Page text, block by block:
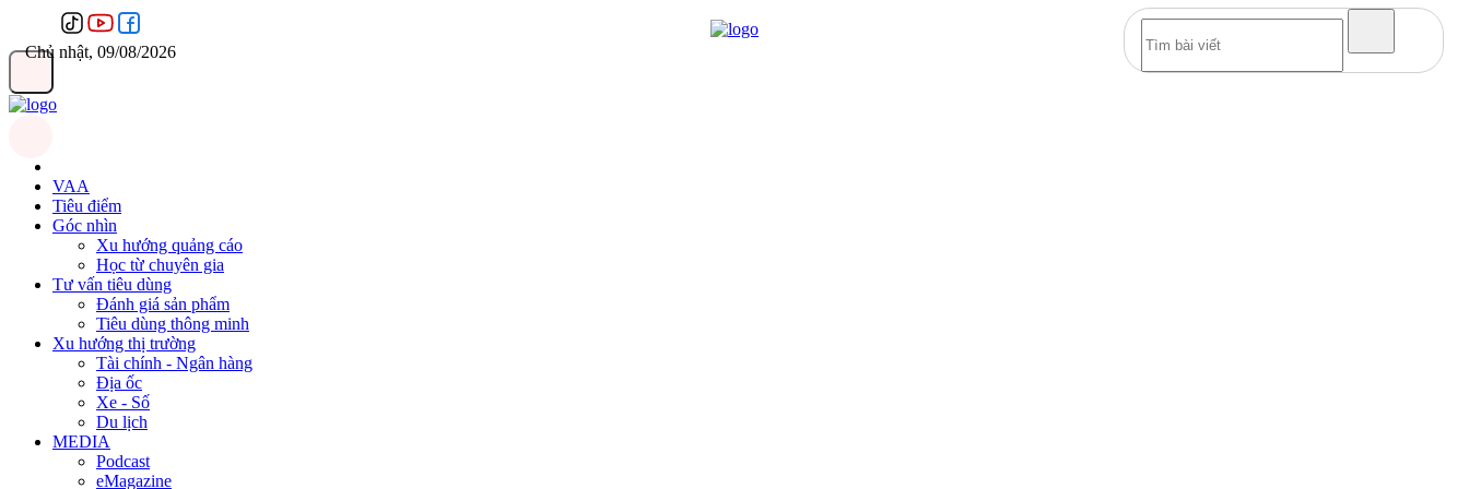
Chủ nhật, 09/08/2026
VAA
Tiêu điểm
Góc nhìn
Xu hướng quảng cáo
Học từ chuyên gia
Tư vấn tiêu dùng
Đánh giá sản phẩm
Tiêu dùng thông minh
Xu hướng thị trường
Tài chính - Ngân hàng
Địa ốc
Xe - Số
Du lịch
MEDIA
Podcast
eMagazine